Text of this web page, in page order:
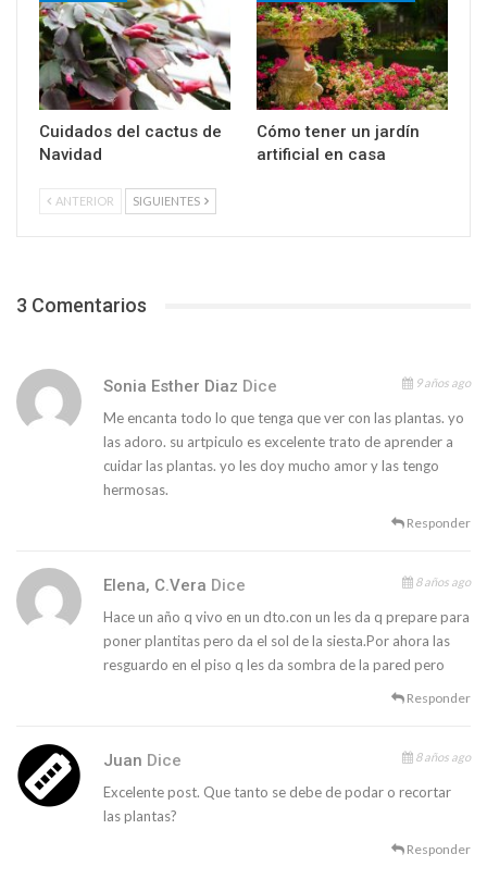
Cuidados del cactus de
Navidad
Cómo tener un jardín
artificial en casa
ANTERIOR SIGUIENTES
3 Comentarios
Sonia Esther Diaz Dice 9 años ago
Me encanta todo lo que tenga que ver con las plantas. yo
las adoro. su artpiculo es excelente trato de aprender a
cuidar las plantas. yo les doy mucho amor y las tengo
hermosas.
Responder
Elena, C.Vera Dice 8 años ago
Hace un año q vivo en un dto.con un les da q prepare para
poner plantitas pero da el sol de la siesta.Por ahora las
resguardo en el piso q les da sombra de la pared pero
Responder
Juan Dice 8 años ago
Excelente post. Que tanto se debe de podar o recortar
las plantas?
Responder